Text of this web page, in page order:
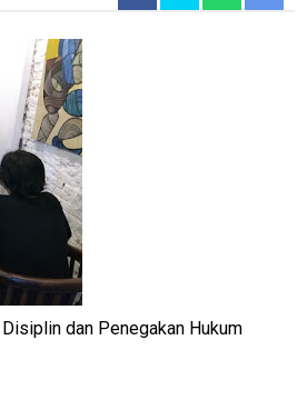
dan Penegakan Hukum